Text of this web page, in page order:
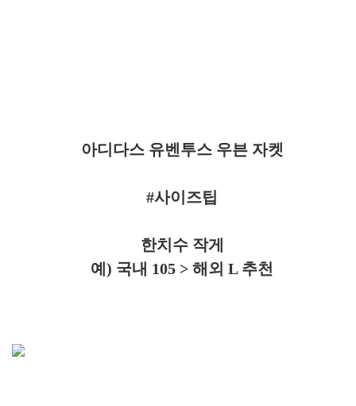
아디다스 유벤투스 우븐 자켓
#사이즈팁
한치수 작게
예) 국내 105 > 해외 L 추천